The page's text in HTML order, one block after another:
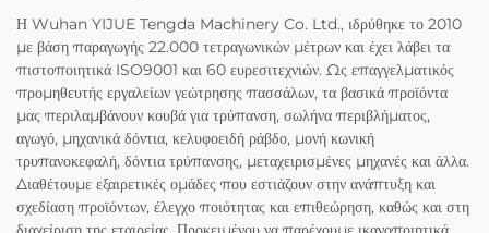
Η Wuhan YIJUE Tengda Machinery Co. Ltd., ιδρύθηκε το 2010
με βάση παραγωγής 22.000 τετραγωνικών μέτρων και έχει λάβει τα
πιστοποιητικά ISO9001 και 60 ευρεσιτεχνιών. Ως επαγγελματικός
προμηθευτής εργαλείων γεώτρησης πασσάλων, τα βασικά προϊόντα
μας περιλαμβάνουν κουβά για τρύπανση, σωλήνα περιβλήματος,
αγωγό, μηχανικά δόντια, κελυφοειδή ράβδο, μονή κωνική
τρυπανοκεφαλή, δόντια τρύπανσης, μεταχειρισμένες μηχανές και άλλα.
Διαθέτουμε εξαιρετικές ομάδες που εστιάζουν στην ανάπτυξη και
σχεδίαση προϊόντων, έλεγχο ποιότητας και επιθεώρηση, καθώς και στη